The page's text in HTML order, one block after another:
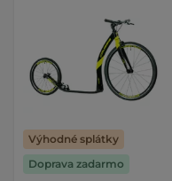
Výhodné splátky
Doprava zadarmo